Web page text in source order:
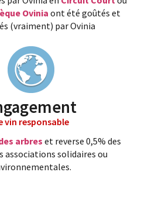
Ovinia ont été goûtés et
(vraiment) par Ovinia
vin responsable
arbres et reverse 0,5% des
associations solidaires ou